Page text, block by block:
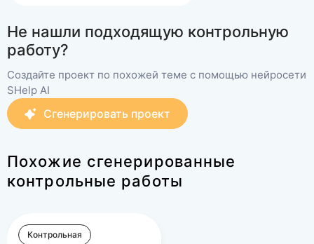
Не нашли подходящую контрольную
работу?
Создайте проект по похожей теме с помощью нейросети
SHelp AI
Сгенерировать проект
Похожие сгенерированные
контрольные работы
Контрольная